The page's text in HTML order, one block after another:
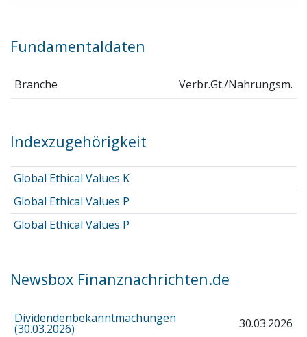
Fundamentaldaten
Branche Verbr.Gt./Nahrungsm.
Indexzugehörigkeit
Global Ethical Values K
Global Ethical Values P
Global Ethical Values P
Newsbox Finanznachrichten.de
Dividendenbekanntmachungen
(30.03.2026) 30.03.2026